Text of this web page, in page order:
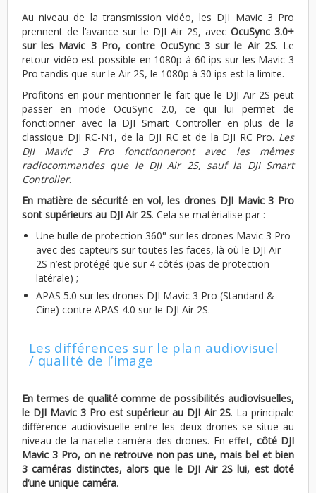
Au niveau de la transmission vidéo, les DJI Mavic 3 Pro
prennent de l’avance sur le DJI Air 2S, avec OcuSync 3.0+
sur les Mavic 3 Pro, contre OcuSync 3 sur le Air 2S. Le
retour vidéo est possible en 1080p à 60 ips sur les Mavic 3
Pro tandis que sur le Air 2S, le 1080p à 30 ips est la limite.
Profitons-en pour mentionner le fait que le DJI Air 2S peut
passer en mode OcuSync 2.0, ce qui lui permet de
fonctionner avec la DJI Smart Controller en plus de la
classique DJI RC-N1, de la DJI RC et de la DJI RC Pro. Les
DJI Mavic 3 Pro fonctionneront avec les mêmes
radiocommandes que le DJI Air 2S, sauf la DJI Smart
Controller.
En matière de sécurité en vol, les drones DJI Mavic 3 Pro
sont supérieurs au DJI Air 2S. Cela se matérialise par :
Une bulle de protection 360° sur les drones Mavic 3 Pro
avec des capteurs sur toutes les faces, là où le DJI Air
2S n’est protégé que sur 4 côtés (pas de protection
latérale) ;
APAS 5.0 sur les drones DJI Mavic 3 Pro (Standard &
Cine) contre APAS 4.0 sur le DJI Air 2S.
Les différences sur le plan audiovisuel
/ qualité de l’image
En termes de qualité comme de possibilités audiovisuelles,
le DJI Mavic 3 Pro est supérieur au DJI Air 2S. La principale
différence audiovisuelle entre les deux drones se situe au
niveau de la nacelle-caméra des drones. En effet, côté DJI
Mavic 3 Pro, on ne retrouve non pas une, mais bel et bien
3 caméras distinctes, alors que le DJI Air 2S lui, est doté
d’une unique caméra.